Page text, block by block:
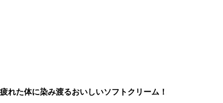
疲れた体に染み渡るおいしいソフトクリーム！